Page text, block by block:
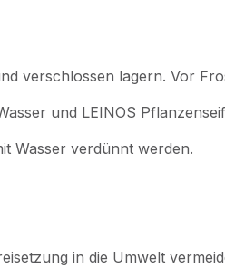
verschlossen lagern. Vor
und LEINOS
Wasser verdünnt werden.
in die Umwelt